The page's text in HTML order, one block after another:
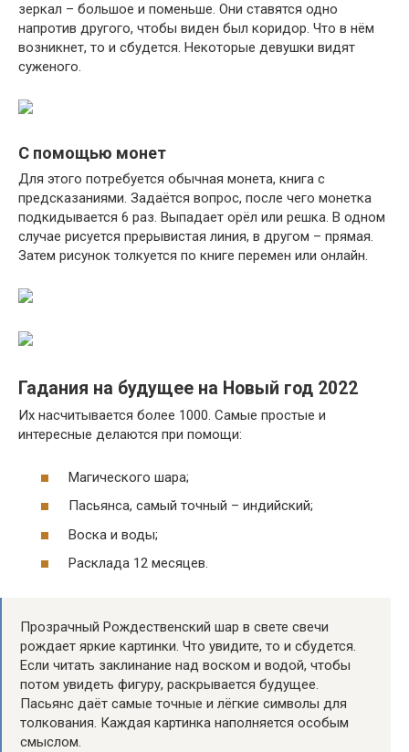
зеркал – большое и поменьше. Они ставятся одно
напротив другого, чтобы виден был коридор. Что в нём
возникнет, то и сбудется. Некоторые девушки видят
суженого.
С помощью монет
Для этого потребуется обычная монета, книга с
предсказаниями. Задаётся вопрос, после чего монетка
подкидывается 6 раз. Выпадает орёл или решка. В одном
случае рисуется прерывистая линия, в другом – прямая.
Затем рисунок толкуется по книге перемен или онлайн.
Гадания на будущее на Новый год 2022
Их насчитывается более 1000. Самые простые и
интересные делаются при помощи:
Магического шара;
Пасьянса, самый точный – индийский;
Воска и воды;
Расклада 12 месяцев.
Прозрачный Рождественский шар в свете свечи
рождает яркие картинки. Что увидите, то и сбудется.
Если читать заклинание над воском и водой, чтобы
потом увидеть фигуру, раскрывается будущее.
Пасьянс даёт самые точные и лёгкие символы для
толкования. Каждая картинка наполняется особым
смыслом.